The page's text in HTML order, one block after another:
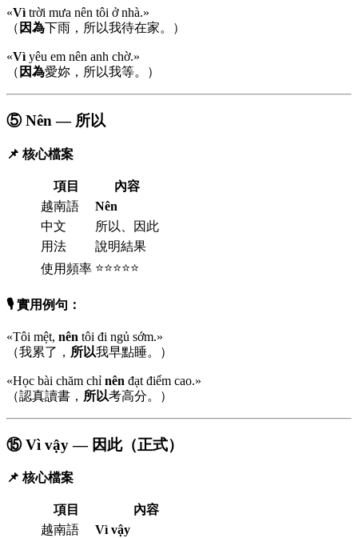
«Vì trời mưa nên tôi ở nhà.»
（ 因為下雨，所以我待在家。）
«Vì yêu em nên anh chờ.»
（ 因為愛妳，所以我等。）
⑤ Nên — 所以
📌 核心檔案
項目
內容
越南語
Nên
中文
所以、因此
用法
說明結果
使用頻率 ⭐⭐⭐⭐⭐
🎙️ 實用例句：
«Tôi mệt, nên tôi đi ngủ sớm.»
（我累了， 所以我早點睡。）
«Học bài chăm chỉ nên đạt điểm cao.»
（認真讀書， 所以考高分。）
⑮ Vì vậy — 因此（正式）
📌 核心檔案
項目
內容
越南語
Vì vậy